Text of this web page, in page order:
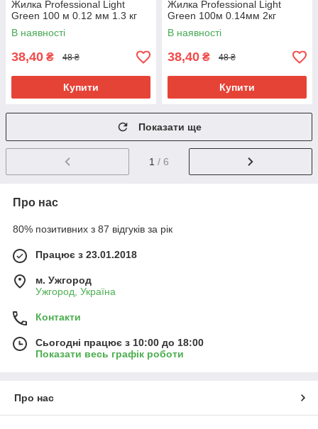
Жилка Professional Light
Green 100 м 0.12 мм 1.3 кг
В наявності
38,40 ₴ 48 ₴
Купити
Жилка Professional Light
Green 100м 0.14мм 2кг
В наявності
38,40 ₴ 48 ₴
Купити
Показати ще
1 / 6
Про нас
80% позитивних з 87 відгуків за рік
Працює з 23.01.2018
м. Ужгород
Ужгород, Україна
Контакти
Сьогодні працює з 10:00 до 18:00
Показати весь графік роботи
Про нас